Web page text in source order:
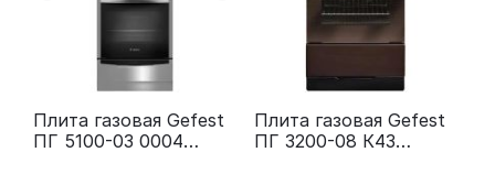
Плита газовая Gefest
ПГ 5100-03 0004
Плита газовая Gefest
ПГ 3200-08 К43